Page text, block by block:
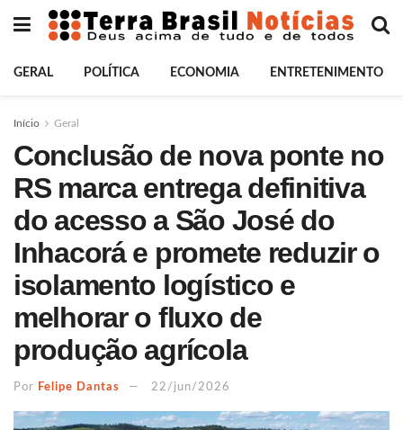
GERAL POLÍTICA ECONOMIA ENTRETENIMENTO
Início Geral
Conclusão de nova ponte no
RS marca entrega definitiva
do acesso a São José do
Inhacorá e promete reduzir o
isolamento logístico e
melhorar o fluxo de
produção agrícola
Por Felipe Dantas 22/jun/2026